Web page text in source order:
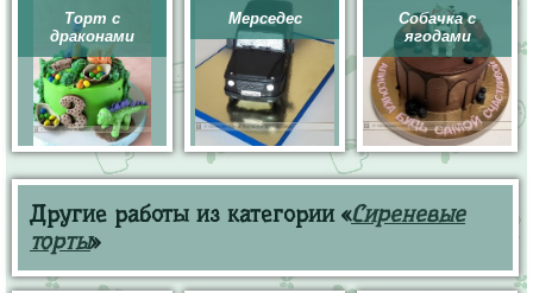
Торт с
драконами
Мерседес
Собачка с
ягодами
Другие работы из категории «Сиреневые
торты»